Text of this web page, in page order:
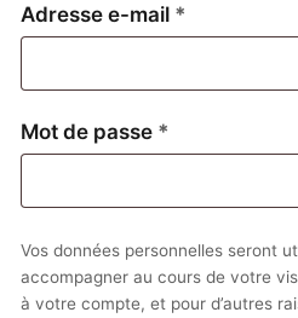
Adresse e-mail *
Mot de passe *
Vos données personnelles seront
accompagner au cours de votre
à votre compte, et pour d’autres